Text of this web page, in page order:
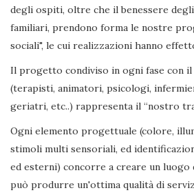
degli ospiti, oltre che il benessere
familiari, prendono forma le nostre
sociali", le cui realizzazioni hanno
Il progetto condiviso in ogni fase con
(terapisti, animatori, psicologi,
geriatri, etc..) rappresenta il “nostro
Ogni elemento progettuale (colore,
stimoli multi sensoriali, ed
ed esterni) concorre a creare un
può produrre un'ottima qualità di